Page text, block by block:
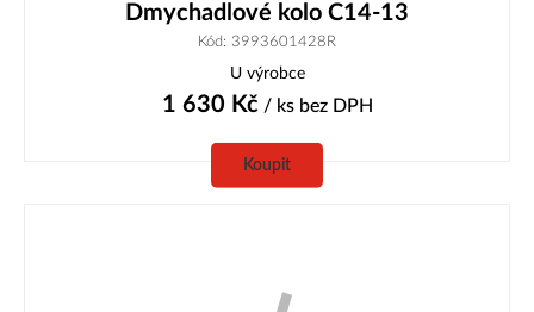
Dmychadlové kolo C14-13
Kód: 3993601428R
U výrobce
1 630 Kč/ ks bez DPH
Koupit